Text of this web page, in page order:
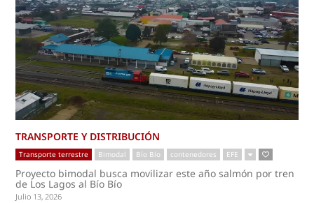
TRANSPORTE Y DISTRIBUCIÓN
Transporte terrestre Bimodal Bío Bío contenedores EFE
Proyecto bimodal busca movilizar este año salmón por tren
de Los Lagos al Bío Bío
Julio 13, 2026